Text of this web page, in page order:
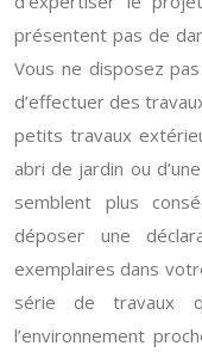
présentent pas de
Vous ne disposez
d’effectuer des
petits travaux
abri de jardin ou
semblent plus
déposer une
exemplaires dans
série de travaux
l’environnement